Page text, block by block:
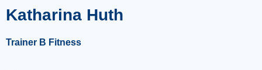
Katharina Huth
Trainer B Fitness